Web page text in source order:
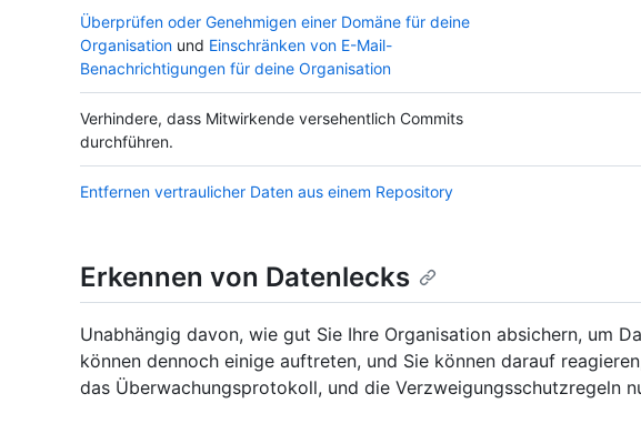
Überprüfen oder Genehmigen einer Domäne für deine
Organisation und Einschränken von E-Mail-
Benachrichtigungen für deine Organisation
Verhindere, dass Mitwirkende versehentlich Commits
durchführen.
Entfernen vertraulicher Daten aus einem Repository
Erkennen von Datenlecks
Unabhängig davon, wie gut Sie Ihre Organisation absichern, um
können dennoch einige auftreten, und Sie können darauf
das Überwachungsprotokoll, und die Verzweigungsschutzregeln